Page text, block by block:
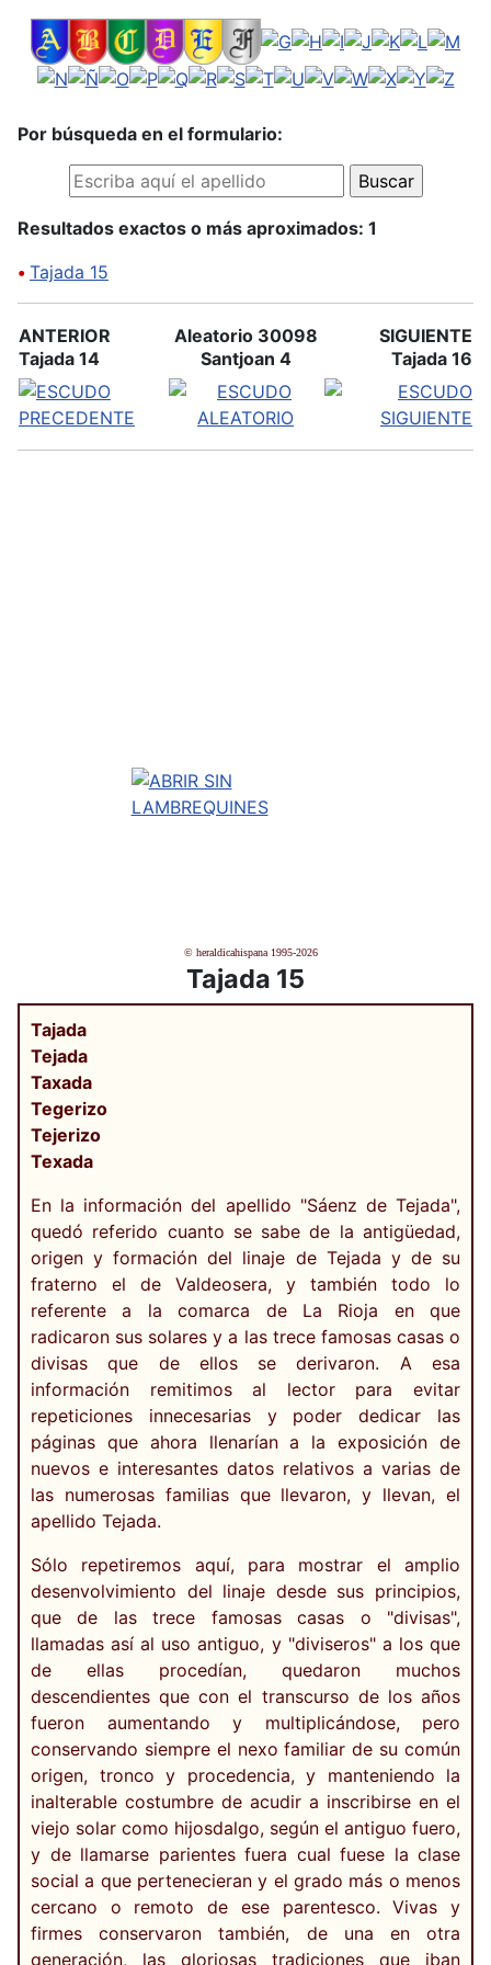
Por búsqueda en el formulario:
Resultados exactos o más aproximados: 1
• Tajada 15
ANTERIOR
Tajada 14
Aleatorio 30098
Santjoan 4
SIGUIENTE
Tajada 16
© heraldicahispana 1995-2026
Tajada 15
Tajada
Tejada
Taxada
Tegerizo
Tejerizo
Texada
En la información del apellido "Sáenz de Tejada",
quedó referido cuanto se sabe de la antigüedad,
origen y formación del linaje de Tejada y de su
fraterno el de Valdeosera, y también todo lo
referente a la comarca de La Rioja en que
radicaron sus solares y a las trece famosas casas o
divisas que de ellos se derivaron. A esa
información remitimos al lector para evitar
repeticiones innecesarias y poder dedicar las
páginas que ahora llenarían a la exposición de
nuevos e interesantes datos relativos a varias de
las numerosas familias que llevaron, y llevan, el
apellido Tejada.
Sólo repetiremos aquí, para mostrar el amplio
desenvolvimiento del linaje desde sus principios,
que de las trece famosas casas o "divisas",
llamadas así al uso antiguo, y "diviseros" a los que
de ellas procedían, quedaron muchos
descendientes que con el transcurso de los años
fueron aumentando y multiplicándose, pero
conservando siempre el nexo familiar de su común
origen, tronco y procedencia, y manteniendo la
inalterable costumbre de acudir a inscribirse en el
viejo solar como hijosdalgo, según el antiguo fuero,
y de llamarse parientes fuera cual fuese la clase
social a que pertenecieran y el grado más o menos
cercano o remoto de ese parentesco. Vivas y
firmes conservaron también, de una en otra
generación, las gloriosas tradiciones que iban